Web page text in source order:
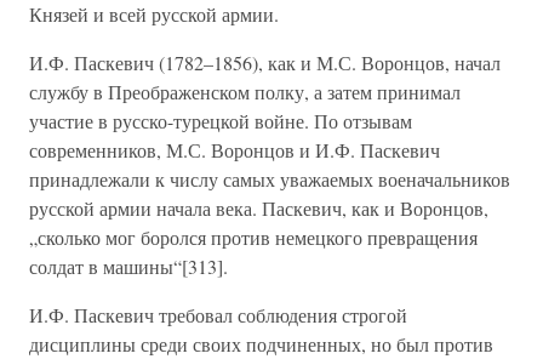
Князей и всей русской армии.
И.Ф. Паскевич (1782–1856), как и М.С. Воронцов, начал
службу в Преображенском полку, а затем принимал
участие в русско-турецкой войне. По отзывам
современников, М.С. Воронцов и И.Ф. Паскевич
принадлежали к числу самых уважаемых военачальников
русской армии начала века. Паскевич, как и Воронцов,
„сколько мог боролся против немецкого превращения
солдат в машины“[313].
И.Ф. Паскевич требовал соблюдения строгой
дисциплины среди своих подчиненных, но был против